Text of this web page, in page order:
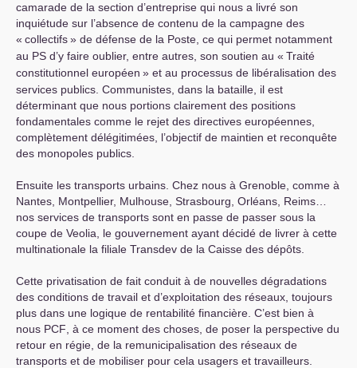
camarade de la section d’entreprise qui nous a livré son
inquiétude sur l’absence de contenu de la campagne des
« collectifs» de défense de la Poste, ce qui permet notamment
au PS d’y faire oublier, entre autres, son soutien au « Traité
constitutionnel européen » et au processus de libéralisation des
services publics. Communistes, dans la bataille, il est
déterminant que nous portions clairement des positions
fondamentales comme le rejet des directives européennes,
complètement délégitimées, l’objectif de maintien et reconquête
des monopoles publics.
Ensuite les transports urbains. Chez nous à Grenoble, comme à
Nantes, Montpellier, Mulhouse, Strasbourg, Orléans, Reims…
nos services de transports sont en passe de passer sous la
coupe de Veolia, le gouvernement ayant décidé de livrer à cette
multinationale la filiale Transdev de la Caisse des dépôts.
Cette privatisation de fait conduit à de nouvelles dégradations
des conditions de travail et d’exploitation des réseaux, toujours
plus dans une logique de rentabilité financière. C’est bien à
nous PCF , à ce moment des choses, de poser la perspective du
retour en régie, de la remunicipalisation des réseaux de
transports et de mobiliser pour cela usagers et travailleurs.